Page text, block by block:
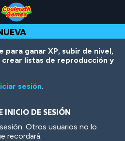
para ganar XP, subir de nivel,
listas de reproducción y
sesión.
INICIO DE SESIÓN
Otros usuarios no lo
recordará.